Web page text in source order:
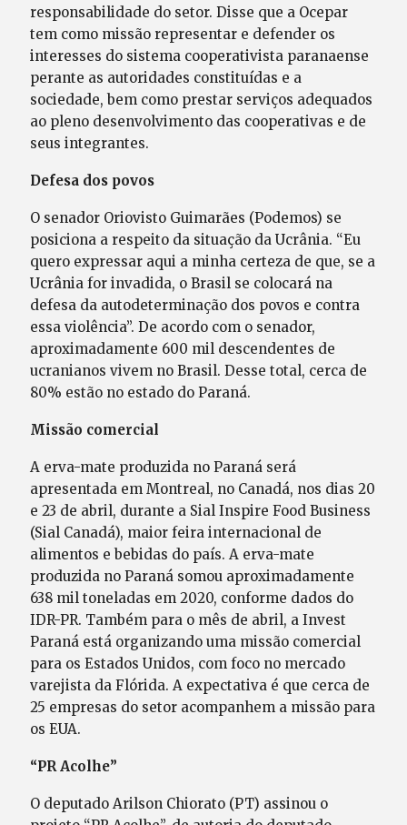
responsabilidade do setor. Disse que a Ocepar
tem como missão representar e defender os
interesses do sistema cooperativista paranaense
perante as autoridades constituídas e a
sociedade, bem como prestar serviços adequados
ao pleno desenvolvimento das cooperativas e de
seus integrantes.
Defesa dos povos
O senador Oriovisto Guimarães (Podemos) se
posiciona a respeito da situação da Ucrânia. “Eu
quero expressar aqui a minha certeza de que, se a
Ucrânia for invadida, o Brasil se colocará na
defesa da autodeterminação dos povos e contra
essa violência”. De acordo com o senador,
aproximadamente 600 mil descendentes de
ucranianos vivem no Brasil. Desse total, cerca de
80% estão no estado do Paraná.
Missão comercial
A erva-mate produzida no Paraná será
apresentada em Montreal, no Canadá, nos dias 20
e 23 de abril, durante a Sial Inspire Food Business
(Sial Canadá), maior feira internacional de
alimentos e bebidas do país. A erva-mate
produzida no Paraná somou aproximadamente
638 mil toneladas em 2020, conforme dados do
IDR-PR. Também para o mês de abril, a Invest
Paraná está organizando uma missão comercial
para os Estados Unidos, com foco no mercado
varejista da Flórida. A expectativa é que cerca de
25 empresas do setor acompanhem a missão para
os EUA.
“PR Acolhe”
O deputado Arilson Chiorato (PT) assinou o